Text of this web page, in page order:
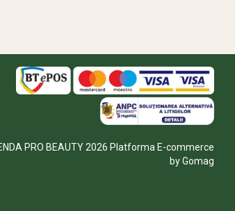
PRO BEAUTY 2026 Platforma E-commerce
by Gomag